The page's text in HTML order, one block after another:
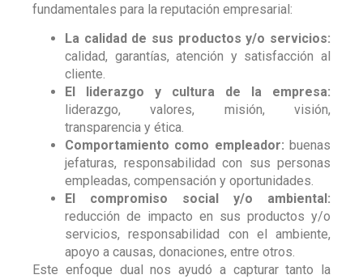
fundamentales para la reputación empresarial:
La calidad de sus productos y/o servicios:
calidad, garantías, atención y satisfacción al
cliente.
El liderazgo y cultura de la empresa:
liderazgo, valores, misión, visión,
transparencia y ética.
Comportamiento como empleador: buenas
jefaturas, responsabilidad con sus personas
empleadas, compensación y oportunidades.
El compromiso social y/o ambiental:
reducción de impacto en sus productos y/o
servicios, responsabilidad con el ambiente,
apoyo a causas, donaciones, entre otros.
Este enfoque dual nos ayudó a capturar tanto la